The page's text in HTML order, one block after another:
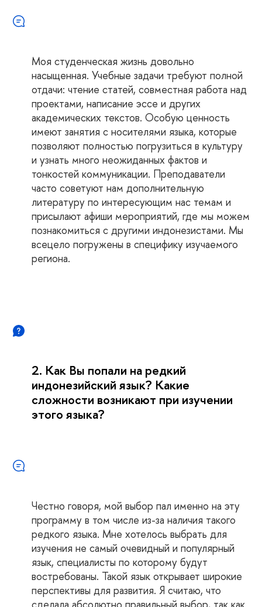
Моя студенческая жизнь довольно
насыщенная. Учебные задачи требуют полной
отдачи: чтение статей, совместная работа над
проектами, написание эссе и других
академических текстов. Особую ценность
имеют занятия с носителями языка, которые
позволяют полностью погрузиться в культуру
и узнать много неожиданных фактов и
тонкостей коммуникации. Преподаватели
часто советуют нам дополнительную
литературу по интересующим нас темам и
присылают афиши мероприятий, где мы можем
познакомиться с другими индонезистами. Мы
всецело погружены в специфику изучаемого
региона.
2. Как Вы попали на редкий
индонезийский язык? Какие
сложности возникают при изучении
этого языка?
Честно говоря, мой выбор пал именно на эту
программу в том числе из-за наличия такого
редкого языка. Мне хотелось выбрать для
изучения не самый очевидный и популярный
язык, специалисты по которому будут
востребованы. Такой язык открывает широкие
перспективы для развития. Я считаю, что